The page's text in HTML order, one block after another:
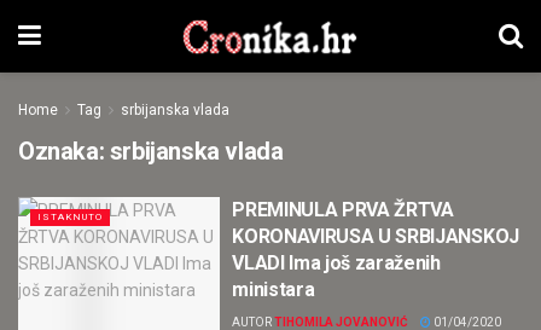
Home Tag srbijanska vlada
Oznaka: srbijanska vlada
ISTAKNUTO
PREMINULA PRVA ŽRTVA
KORONAVIRUSA U SRBIJANSKOJ
VLADI Ima još zaraženih
ministara
AUTORTIHOMILA JOVANOVIĆ 01/04/2020